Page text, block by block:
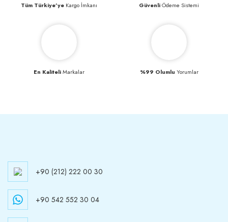
Tüm Türkiye’yeKargo İmkanı GüvenliÖdeme Sistemi
En KaliteliMarkalar %99 Olumlu Yorumlar
+90 (212) 222 00 30
+90 542 552 30 04